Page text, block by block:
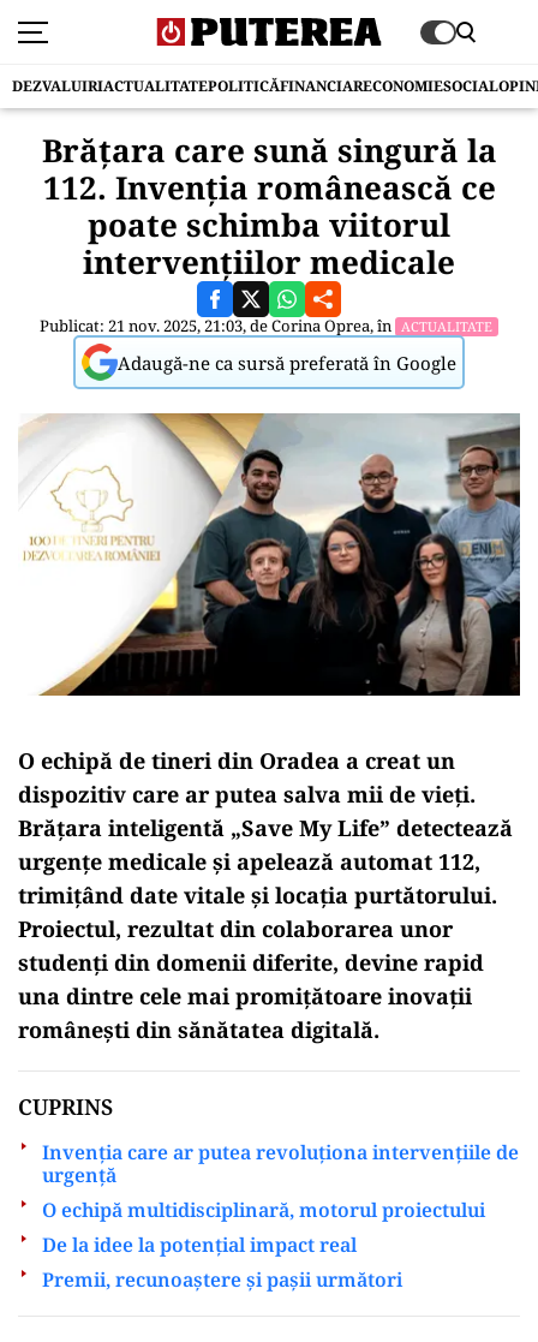
DEZVALUIRIACTUALITATEPOLITICĂFINANCIARECONOMIESOCIAL
Brățara care sună singură la
112. Invenția românească ce
poate schimba viitorul
intervențiilor medicale
Publicat: 21 nov. 2025, 21:03, deCorina Oprea, în ACTUALITATE
Adaugă-ne ca sursă preferată în Google
O echipă de tineri din Oradea a creat un
dispozitiv care ar putea salva mii de vieți.
Brățara inteligentă „Save My Life” detectează
urgențe medicale și apelează automat 112,
trimițând date vitale și locația purtătorului.
Proiectul, rezultat din colaborarea unor
studenți din domenii diferite, devine rapid
una dintre cele mai promițătoare inovații
românești din sănătatea digitală.
CUPRINS
Invenția care ar putea revoluționa intervențiile de
urgență
O echipă multidisciplinară, motorul proiectului
De la idee la potențial impact real
Premii, recunoaștere și pașii următori